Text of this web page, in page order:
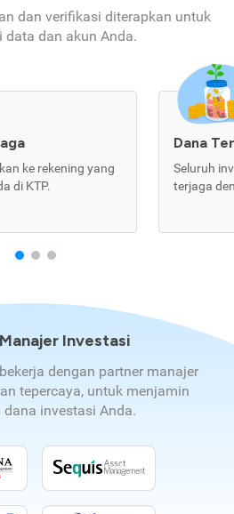
dan verifikasi diterapkan untuk
data dan akun Anda.
ke rekening yang
di KTP.
Dana
Seluruh
terjaga
Investasi
dengan partner manajer
tepercaya, untuk menjamin
dana investasi Anda.